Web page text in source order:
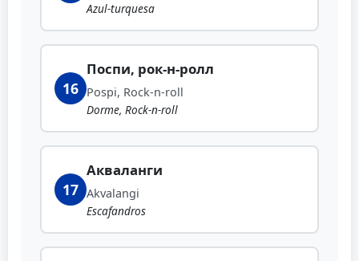
Azul-turquesa
16
Поспи, рок-н-ролл
Pospi, Rock-n-roll
Dorme, Rock-n-roll
17
Акваланги
Akvalangi
Escafandros